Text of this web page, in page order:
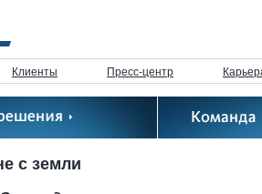
Клиенты Пресс-центр
с земли